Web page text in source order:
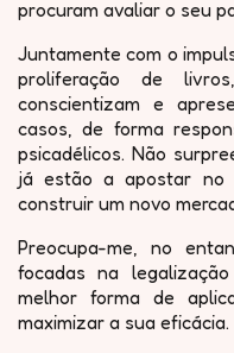
procuram avaliar o seu
Juntamente com o
proliferação de
conscientizam e
casos, de forma
psicadélicos. Não
já estão a apostar no
construir um novo
Preocupa-me, no
focadas na
melhor forma de
maximizar a sua eficácia.